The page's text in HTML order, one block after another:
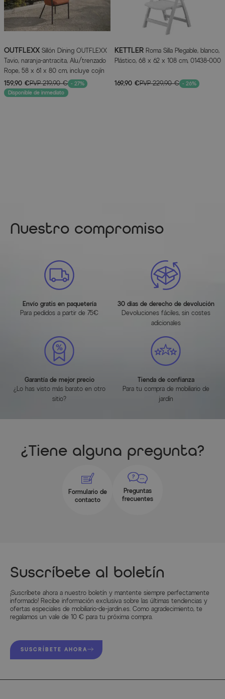
Capacidad de carga: aprox. 130 kg
(haga clic para ampliar)
Ancho (cm) 56.000000
Altura (cm) 84.000000
Anthrazit
Color superficie de asiento/tumbona Grau
Acabado del armazón Pulverbeschichtung
Material principal Edelstahl
OUTFLEXX Sillón Dining OUTFLEXX
Tavio, naranja-antracita, Alu/trenzado
Rope, 58 x 61 x 80 cm, incluye cojín
159,90 €PVP219,90 € - 27%
Disponible de inmediato
KETTLER Roma Silla Plegable, blanco,
Plástico, 68 x 62 x 108 cm, 01438-000
169,90 €PVP229,90 € - 26%
Nuestro compromiso
Envío gratis en paquetería
Para pedidos a partir de 75€
30 días de derecho de devolución
Devoluciones fáciles, sin costes
adicionales
Garantía de mejor precio
¿Lo has visto más barato en otro
sitio?
Tienda de confianza
Para tu compra de mobiliario de
jardín
¿Tiene alguna pregunta?
Formulario de
contacto
Preguntas
frecuentes
Suscríbete al boletín
¡Suscríbete ahora a nuestro boletín y mantente siempre perfectamente
informado! Recibe información exclusiva sobre las últimas tendencias y
ofertas especiales de mobiliario-de-jardin.es. Como agradecimiento, te
regalamos un vale de 10 € para tu próxima compra.
SUSCRÍBETE AHORA